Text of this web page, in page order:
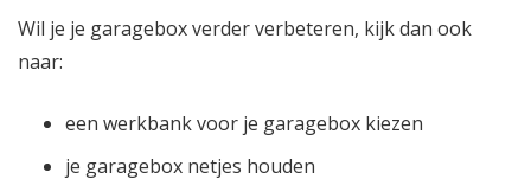
Wil je je garagebox verder verbeteren, kijk dan ook
naar:
een werkbank voor je garagebox kiezen
je garagebox netjes houden